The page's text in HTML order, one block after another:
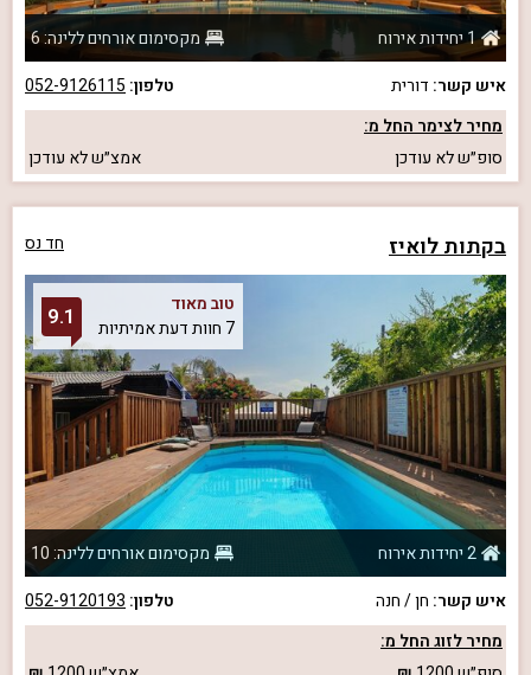
1 יחידות אירוח
מקסימום אורחים ללינה: 6
איש קשר: דורית טלפון: 052-9126115
מחיר לצימר החל מ:
סופ״שלא עודכן אמצ״שלא עודכן
בקתות לואיז חד נס
טוב מאוד
7 חוות דעת אמיתיות
9.1
2 יחידות אירוח
מקסימום אורחים ללינה: 10
איש קשר: חן / חנה טלפון: 052-9120193
מחיר לזוג החל מ: